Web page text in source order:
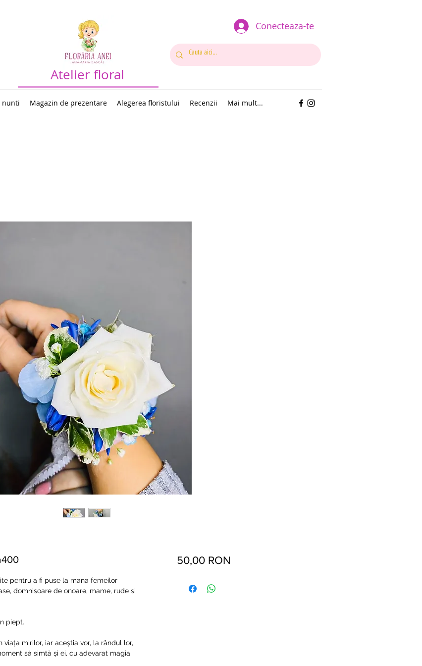
Atelier floral
Conecteaza-te
nunti Magazin de prezentare Alegerea floristului Recenzii Mai mult...
pentru a fi puse la mana femeilor
domnisoare de onoare, mame, rude si
piept.
mirilor, iar aceștia vor, la rândul lor,
să simtă și ei, cu adevarat magia
50,00 RON